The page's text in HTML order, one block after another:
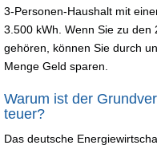
3-Personen-Haushalt mit
3.500 kWh. Wenn Sie zu den
gehören, können Sie durch
Menge Geld sparen.
Warum ist der
teuer?
Das deutsche